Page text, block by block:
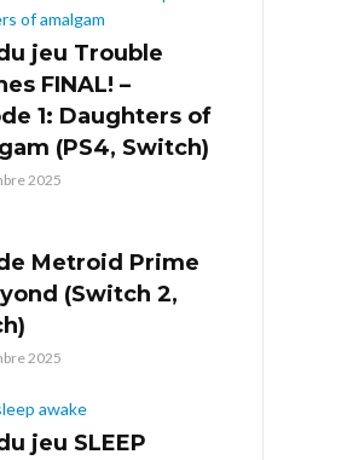
jeu Trouble
FINAL! –
1: Daughters of
(PS4, Switch)
2025
Metroid Prime
(Switch 2,
2025
jeu SLEEP